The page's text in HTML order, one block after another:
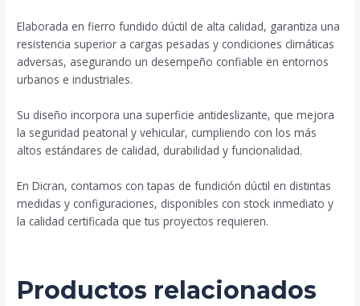
Elaborada en fierro fundido dúctil de alta calidad, garantiza una
resistencia superior a cargas pesadas y condiciones climáticas
adversas, asegurando un desempeño confiable en entornos
urbanos e industriales.
Su diseño incorpora una superficie antideslizante, que mejora
la seguridad peatonal y vehicular, cumpliendo con los más
altos estándares de calidad, durabilidad y funcionalidad.
En Dicran, contamos con tapas de fundición dúctil en distintas
medidas y configuraciones, disponibles con stock inmediato y
la calidad certificada que tus proyectos requieren.
Productos relacionados